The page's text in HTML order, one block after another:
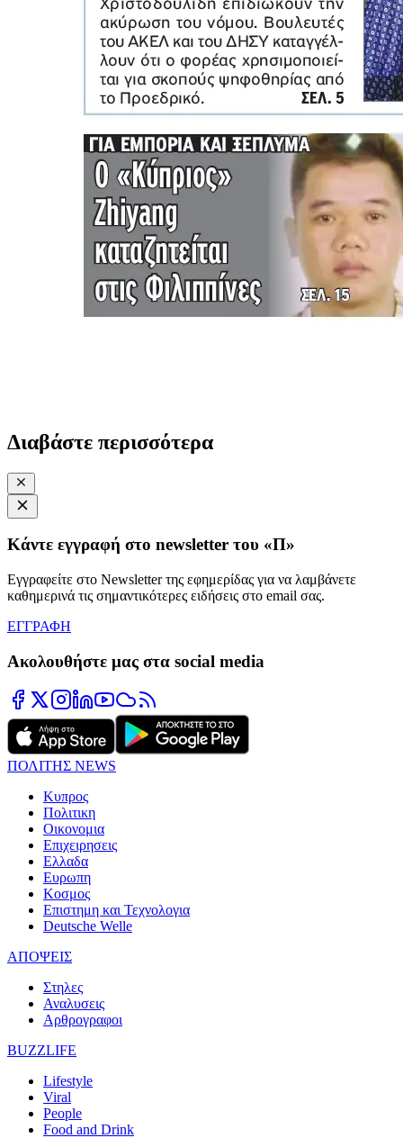
Διαβάστε περισσότερα
Κάντε εγγραφή στο newsletter του «Π»
Εγγραφείτε στο Newsletter της εφημερίδας για να λαμβάνετε
καθημερινά τις σημαντικότερες ειδήσεις στο email σας.
ΕΓΓΡΑΦΗ
Ακολουθήστε μας στα social media
ΠΟΛΙΤΗΣ NEWS
Κυπρος
Πολιτικη
Οικονομια
Επιχειρησεις
Ελλαδα
Ευρωπη
Κοσμος
Επιστημη και Τεχνολογια
Deutsche Welle
ΑΠΟΨΕΙΣ
Στηλες
Αναλυσεις
Αρθρογραφοι
BUZZLIFE
Lifestyle
Viral
People
Food and Drink